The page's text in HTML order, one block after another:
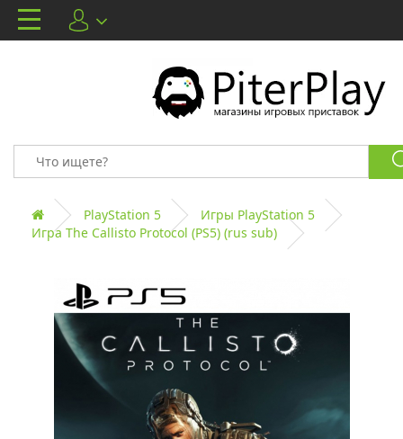
PlayStation 5
Игры PlayStation 5
Игра The Callisto Protocol (PS5) (rus sub)